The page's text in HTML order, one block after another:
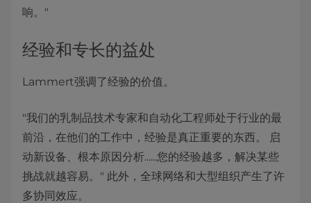
响。"
经验和专长的益处
Lammert强调了经验的价值。
"我们的乳制品技术专家和自动化工程师处于行业的最
前沿，在他们的工作中，经验是真正重要的东西。 启
动新设备、根本原因分析......您的经验越多，解决某些
挑战就越容易。" 此外，全球网络和大型组织产生了许
多协同效应。